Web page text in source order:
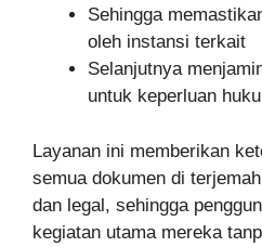
Sehingga
oleh instansi terkait
Selanjutnya
untuk keperluan
Layanan ini memberikan
semua dokumen di
dan legal, sehingga
kegiatan utama mereka